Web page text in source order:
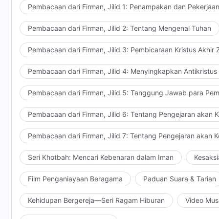
wajah-Nya bercahaya bagaikan matahari yang
merupakan pengungkapan seluruh watak Tuhan,
pengungkapan pekerjaan Tuhan dalam inkarnasi-Nya
Anak Manusia mengungkapkan watak-dasar-Nya
menerima hajaran dan penghakiman-Nya untuk
merupakan gambaran sebenarnya dari wajah Anak
tidak akan dapat dilihat oleh orang-orang yang tidak
Wajah Tuhan yang sesungguhnya tidak dapat
Tuhan menggunakan cara itu yang Dia gunakan
wajah-Nya yang sesungguhnya kepada manusia.
dasar Anak Manusia telah melihat wajah Anak
tidak dapat dilukiskan sepenuhnya menggunakan
langkah pekerjaan Tuhan pada Zaman Kerajaan, dia
ketika dia berbicara tentang Anak Manusia di
putih seperti salju, dan mata-Nya seperti nyala api.
bintang: dan dari mulut-Nya keluar sebilah pedang
matahari yang bersinar dengan terik." Pada waktu
Pembacaan dari Firman, Jilid 1: Penampakan dan
Pembacaan dari Firman, Jilid 2: Tentang Mengenal Tuhan
Pembacaan dari Firman, Jilid 3: Pembicaraan Kristus Akhir
Pembacaan dari Firman, Jilid 4: Menyingkapkan Antikristus
Pembacaan dari Firman, Jilid 5: Tanggung Jawab para
Pembacaan dari Firman, Jilid 6: Tentang Pengejaran akan
Pembacaan dari Firman, Jilid 7: Tentang Pengejaran akan
Seri Khotbah: Mencari Kebenaran dalam Iman
Film Penganiayaan Beragama Paduan Suara & Tarian
Kehidupan Bergereja—Seri Ragam Hiburan Video